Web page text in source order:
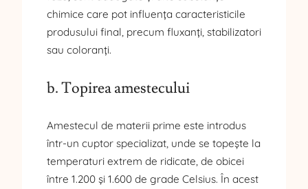
chimice care pot influența caracteristicile
produsului final, precum fluxanți, stabilizatori
sau coloranți.
b. Topirea amestecului
Amestecul de materii prime este introdus
într-un cuptor specializat, unde se topește la
temperaturi extrem de ridicate, de obicei
între 1.200 și 1.600 de grade Celsius. În acest